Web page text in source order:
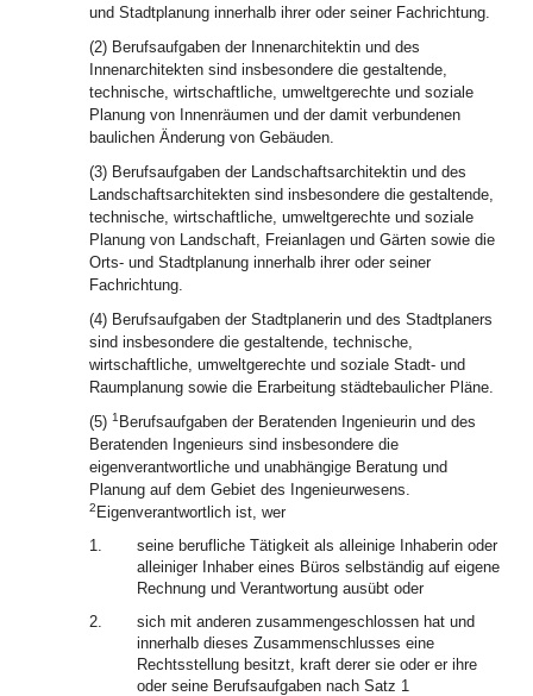
und Stadtplanung innerhalb ihrer oder seiner Fachrichtung.
(2) Berufsaufgaben der Innenarchitektin und des
Innenarchitekten sind insbesondere die gestaltende,
technische, wirtschaftliche, umweltgerechte und soziale
Planung von Innenräumen und der damit verbundenen
baulichen Änderung von Gebäuden.
(3) Berufsaufgaben der Landschaftsarchitektin und des
Landschaftsarchitekten sind insbesondere die gestaltende,
technische, wirtschaftliche, umweltgerechte und soziale
Planung von Landschaft, Freianlagen und Gärten sowie die
Orts- und Stadtplanung innerhalb ihrer oder seiner
Fachrichtung.
(4) Berufsaufgaben der Stadtplanerin und des Stadtplaners
sind insbesondere die gestaltende, technische,
wirtschaftliche, umweltgerechte und soziale Stadt- und
Raumplanung sowie die Erarbeitung städtebaulicher Pläne.
(5) 1 Berufsaufgaben der Beratenden Ingenieurin und des
Beratenden Ingenieurs sind insbesondere die
eigenverantwortliche und unabhängige Beratung und
Planung auf dem Gebiet des Ingenieurwesens.
2 Eigenverantwortlich ist, wer
1.
seine berufliche Tätigkeit als alleinige Inhaberin oder
alleiniger Inhaber eines Büros selbständig auf eigene
Rechnung und Verantwortung ausübt oder
2.
sich mit anderen zusammengeschlossen hat und
innerhalb dieses Zusammenschlusses eine
Rechtsstellung besitzt, kraft derer sie oder er ihre
oder seine Berufsaufgaben nach Satz 1